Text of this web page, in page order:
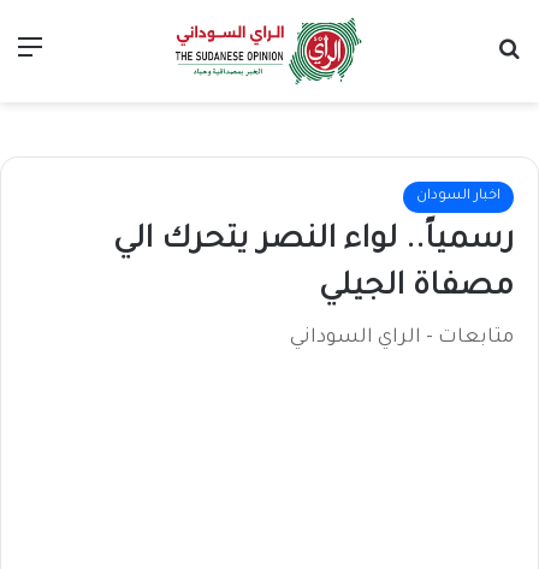
اخبار السودان
رسمياً.. لواء النصر يتحرك الي
مصفاة الجيلي
متابعات - الراي السوداني